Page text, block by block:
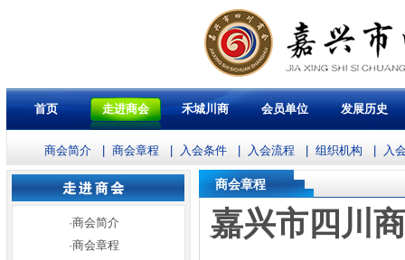
首页 走进商会 禾城川商 会员单位 发展历史
商会简介 商会章程 入会条件 入会流程 组织机构 入
·商会简介
·商会章程
商会章程
嘉兴市四川